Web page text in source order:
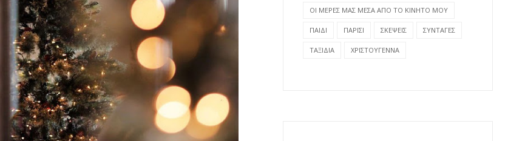
ΟΙ ΜΕΡΕΣ ΜΑΣ ΜΕΣΑ ΑΠΟ ΤΟ ΚΙΝΗΤΟ ΜΟΥ
ΠΑΙΔΙ ΠΑΡΙΣΙ ΣΚΕΨΕΙΣ ΣΥΝΤΑΓΕΣ
ΤΑΞΙΔΙΑ ΧΡΙΣΤΟΥΓΕΝΝΑ